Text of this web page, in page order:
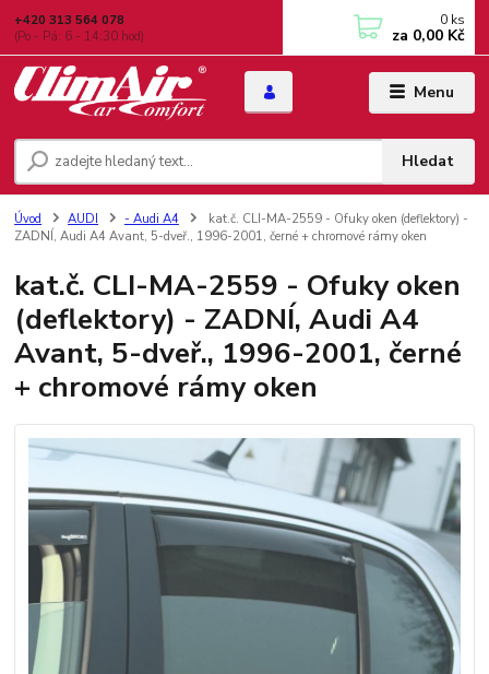
Menu
Hledat
+420 313 564 078
(Po - Pá: 6 - 14:30 hod)
0 ks
za 0,00 Kč
Úvod AUDI - Audi A4
kat.č. CLI-MA-2559 - Ofuky oken (deflektory) -
ZADNÍ, Audi A4 Avant, 5-dveř., 1996-2001, černé + chromové rámy oken
kat.č. CLI-MA-2559 - Ofuky oken
(deflektory) - ZADNÍ, Audi A4
Avant, 5-dveř., 1996-2001, černé
+ chromové rámy oken